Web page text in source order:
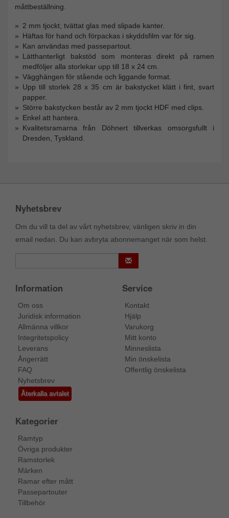
måttbeställning.
2 mm tjockt, tvättat glas med slipade kanter.
Häftas för hand och förpackas i skyddsfilm var för sig.
Kan användas med passepartout.
Lätthanterligt bakstöd som monteras direkt på ramen
medföljer alla storlekar upp till 18 x 24 cm.
Vägghängen för stående och liggande format.
Upp till storlek 28 x 35 cm är bakstycket klätt i fint, svart
papper.
Större bakstycken består av 2 mm tjockt HDF med clips.
Enkel att hantera.
Kvalitetsramarna från Döhnert tillverkas omsorgsfullt i
Dresden, Tyskland.
Nyhetsbrev
Om du vill ta del av vårt nyhetsbrev, vänligen skriv in din
email nedan. Du kan avbryta abonnemanget när som helst.
Information
Om oss
Juridisk information
Allmänna villkor
Integritetspolicy
Leverans
Ångerrätt
FAQ
Nyhetsbrev
Återkalla avtalet
Service
Kontakt
Hjälp
Varukorg
Mitt konto
Minneslista
Min önskelista
Offentlig önskelista
Kategorier
Ramtyp
Övriga produkter
Ramstorlek
Märken
Ramar efter mått
Passepartouter
Tillbehör